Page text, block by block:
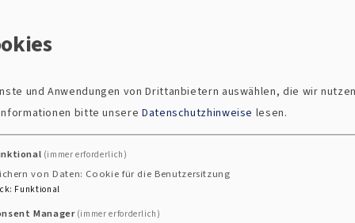
dass es kommen wird, dass wir Pfarreien bilden.
ist. Sondern dass sie Schwerpunkte haben werden
entstehen müssen und das finde
Ist es nicht mehr die Zeit für Glauben?
ist. Die östlichen Religionen boomen ja
und Anwendungen von Drittanbietern auswählen, die wir
bitte unsere Datenschutzhinweise lesen.
(immer erforderlich)
von Daten: Cookie für die Benutzersitzung
: Funktional
Manager (immer erforderlich)